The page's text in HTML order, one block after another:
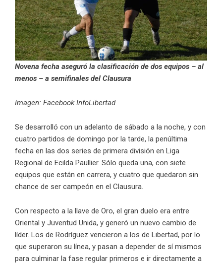
Novena fecha aseguró la clasificación de dos equipos – al
menos – a semifinales del Clausura
Imagen: Facebook InfoLibertad
Se desarrolló con un adelanto de sábado a la noche, y con
cuatro partidos de domingo por la tarde, la penúltima
fecha en las dos series de primera división en Liga
Regional de Ecilda Paullier. Sólo queda una, con siete
equipos que están en carrera, y cuatro que quedaron sin
chance de ser campeón en el Clausura.
Con respecto a la llave de Oro, el gran duelo era entre
Oriental y Juventud Unida, y generó un nuevo cambio de
líder. Los de Rodríguez vencieron a los de Libertad, por lo
que superaron su línea, y pasan a depender de sí mismos
para culminar la fase regular primeros e ir directamente a